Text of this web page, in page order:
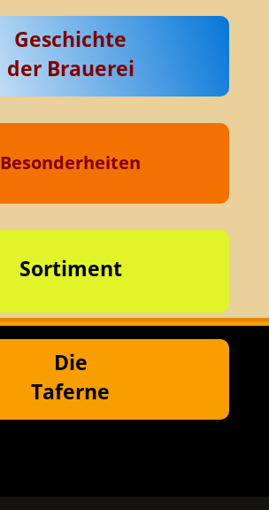
Geschichte
der Brauerei
Besonderheiten
Sortiment
Die
Taferne